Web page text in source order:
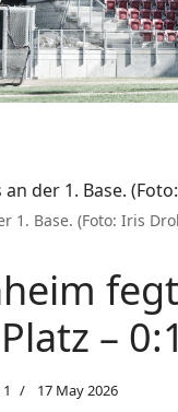
1. Base. (Foto: Iris
–
17 May 2026